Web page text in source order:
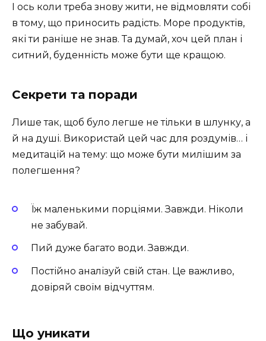
І ось коли треба знову жити, не відмовляти собі
в тому, що приносить радість. Море продуктів,
які ти раніше не знав. Та думай, хоч цей план і
ситний, буденність може бути ще кращою.
Секрети та поради
Лише так, щоб було легше не тільки в шлунку, а
й на душі. Використай цей час для роздумів… і
медитацій на тему: що може бути милішим за
полегшення?
Їж маленькими порціями. Завжди. Ніколи
не забувай.
Пий дуже багато води. Завжди.
Постійно аналізуй свій стан. Це важливо,
довіряй своїм відчуттям.
Що уникати